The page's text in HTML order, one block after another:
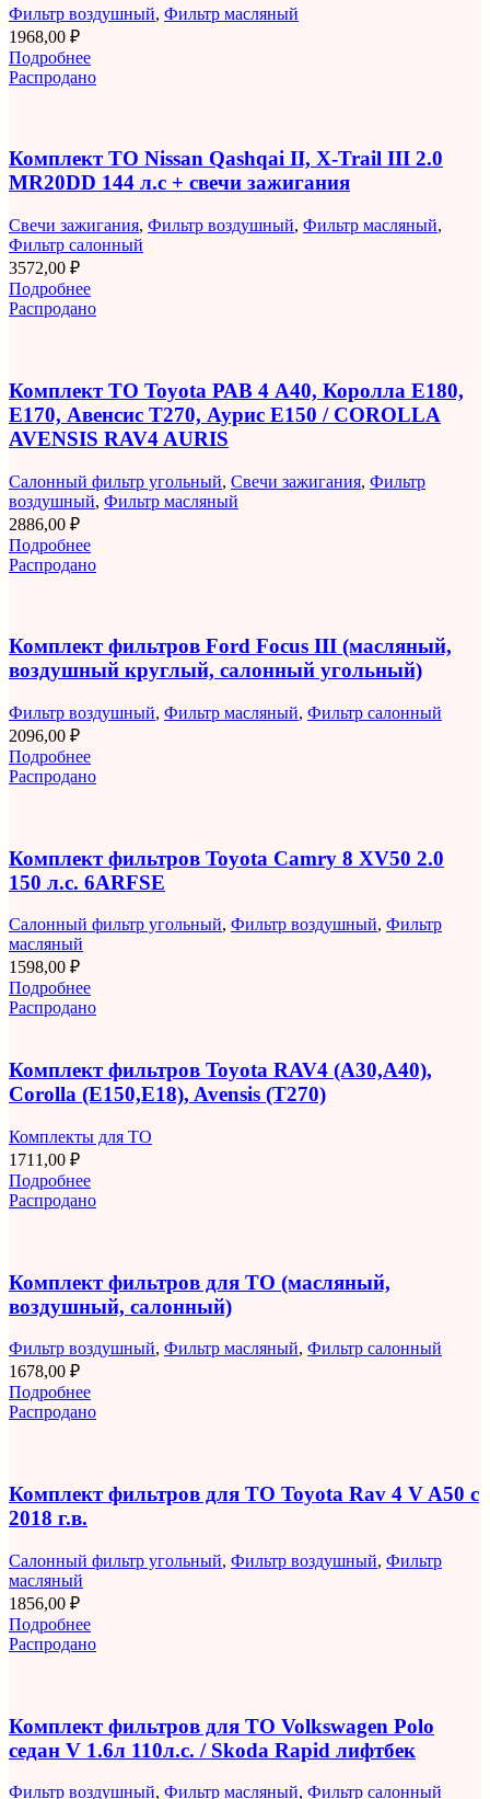
Фильтр воздушный, Фильтр масляный
1968,00 ₽
Подробнее
Распродано
Комплект ТО Nissan Qashqai II, X-Trail III 2.0
MR20DD 144 л.с + свечи зажигания
Свечи зажигания, Фильтр воздушный, Фильтр масляный,
Фильтр салонный
3572,00 ₽
Подробнее
Распродано
Комплект ТО Toyota РАВ 4 A40, Королла E180,
E170, Авенсис T270, Аурис E150 / COROLLA
AVENSIS RAV4 AURIS
Салонный фильтр угольный, Свечи зажигания, Фильтр
воздушный, Фильтр масляный
2886,00 ₽
Подробнее
Распродано
Комплект фильтров Ford Focus III (масляный,
воздушный круглый, салонный угольный)
Фильтр воздушный, Фильтр масляный, Фильтр салонный
2096,00 ₽
Подробнее
Распродано
Комплект фильтров Toyota Camry 8 XV50 2.0
150 л.с. 6ARFSE
Салонный фильтр угольный, Фильтр воздушный, Фильтр
масляный
1598,00 ₽
Подробнее
Распродано
Комплект фильтров Toyota RAV4 (A30,A40),
Corolla (E150,E18), Avensis (T270)
Комплекты для ТО
1711,00 ₽
Подробнее
Распродано
Комплект фильтров для ТО (масляный,
воздушный, салонный)
Фильтр воздушный, Фильтр масляный, Фильтр салонный
1678,00 ₽
Подробнее
Распродано
Комплект фильтров для ТО Toyota Rav 4 V A50 с
2018 г.в.
Салонный фильтр угольный, Фильтр воздушный, Фильтр
масляный
1856,00 ₽
Подробнее
Распродано
Комплект фильтров для ТО Volkswagen Polo
седан V 1.6л 110л.с. / Skoda Rapid лифтбек
Фильтр воздушный, Фильтр масляный, Фильтр салонный